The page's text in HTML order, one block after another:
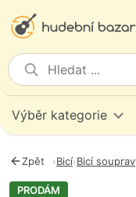
Výběr kategorie
Zpět ›Bicí›Bicí
PRODÁM